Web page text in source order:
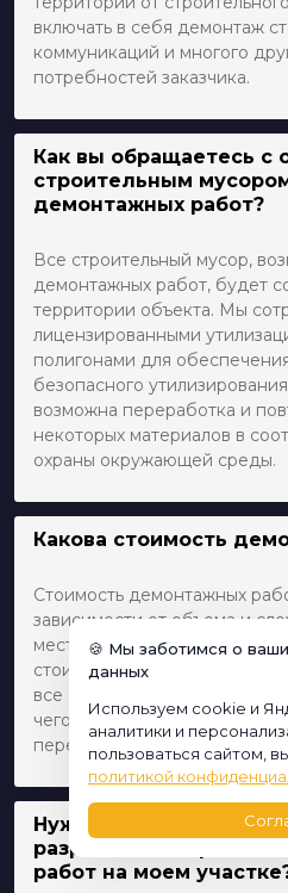
включать в себя демонтаж
коммуникаций и многого
потребностей заказчика.
Как вы обращаетесь с
строительным
демонтажных работ?
Все строительный мусор,
демонтажных работ, будет
территории объекта. Мы
лицензированными
полигонами для
безопасного
возможна переработка и
некоторых материалов в
охраны окружающей среды.
Какова стоимость
Стоимость демонтажных
зависимости от объема и
местоположения объекта.
стоимости мы проводим
все специфические
чего предоставляем
перечнем работ и
Нужно ли мне получать
разрешения перед
работ на моем
🍪 Мы заботимся о
данных
Используем cookie и
аналитики и
пользоваться сайтом,
политикой